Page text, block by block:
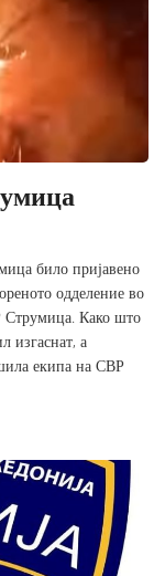
било пријавено
одделение во
Струмица. Како што
изгаснат, а
екипа на СВР